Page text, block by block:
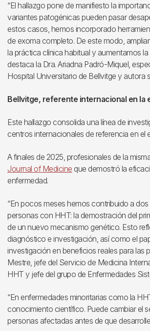
“El hallazgo pone de manifiesto la
variantes patogénicas pueden pasar
estos casos, hemos incorporado
de exoma completo. De este modo,
la práctica clínica habitual y aumentamos
destaca la Dra. Ariadna Padró-Miquel,
Hospital Universitario de Bellvitge y autora
Bellvitge, referente internacional en la
Este hallazgo consolida una línea de
centros internacionales de referencia en el
A finales de 2025, profesionales de la
Journal of Medicine que demostró la
enfermedad.
“En pocos meses hemos contribuido a
personas con HHT: la demostración del
de un nuevo mecanismo genético. Esto
diagnóstico e investigación, así como el
investigación en beneficios reales para las
Mestre, jefe del Servicio de Medicina
HHT y jefe del grupo de Enfermedades
“En enfermedades minoritarias como la
conocimiento científico. Puede cambiar el
personas afectadas antes de que